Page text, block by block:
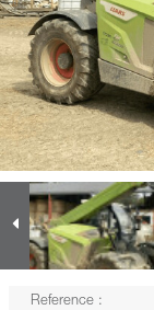
Reference :